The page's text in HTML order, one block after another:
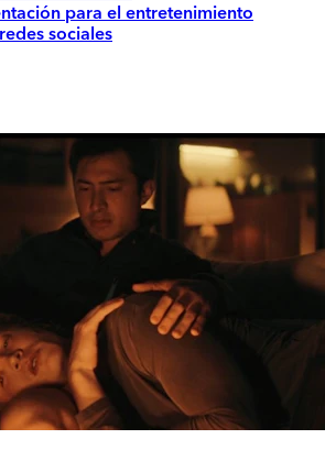
para el entretenimiento
sociales